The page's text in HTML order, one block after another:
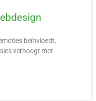
beïnvloedt,
verhoogt met